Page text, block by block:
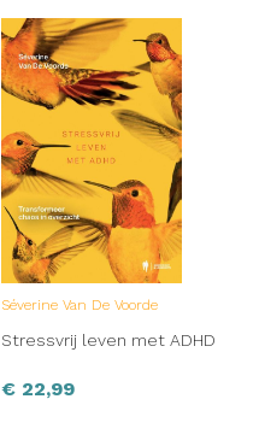
Séverine Van De Voorde
Stressvrij leven met ADHD
€ 22,99